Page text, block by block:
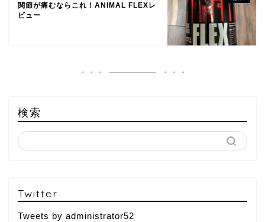
関節が痛むならこれ！ANIMAL FLEXレ
ビュー
検索
Twitter
Tweets by administrator52